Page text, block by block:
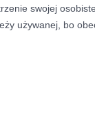
swojej
używanej, bo